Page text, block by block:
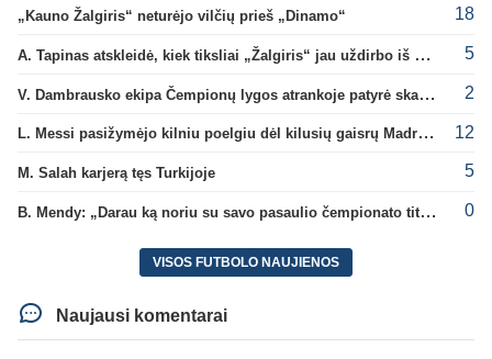
„Kauno Žalgiris“ neturėjo vilčių prieš „Dinamo“ 18
A. Tapinas atskleidė, kiek tiksliai „Žalgiris“ jau uždirbo iš UEFA premijų 5
V. Dambrausko ekipa Čempionų lygos atrankoje patyrė skaudžią nesėkmę 2
L. Messi pasižymėjo kilniu poelgiu dėl kilusių gaisrų Madride 12
M. Salah karjerą tęs Turkijoje 5
B. Mendy: „Darau ką noriu su savo pasaulio čempionato titulu“ 0
VISOS FUTBOLO NAUJIENOS
Naujausi komentarai